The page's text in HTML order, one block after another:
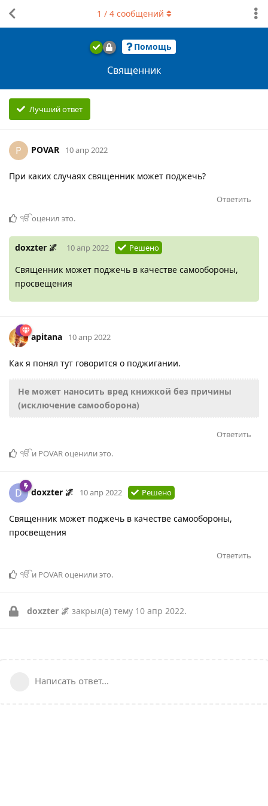
Помощь
Священник
Лучший ответ
1 / 4сообщений
P POVAR 10 апр 2022
При каких случаях священник может поджечь?
Ответить
ੴоценил это.
doxzter 🌌 10 апр 2022 Решено
Священник может поджечь в качестве самообороны,
просвещения
apitana 10 апр 2022
Как я понял тут говорится о поджигании.
Не может наносить вред книжкой без причины
(исключение самооборона)
Ответить
ੴи POVARоценили это.
D doxzter 🌌 10 апр 2022 Решено
Священник может поджечь в качестве самообороны,
просвещения
Ответить
ੴи POVARоценили это.
doxzter 🌌 закрыл(а) тему 10 апр 2022.
Написать ответ...